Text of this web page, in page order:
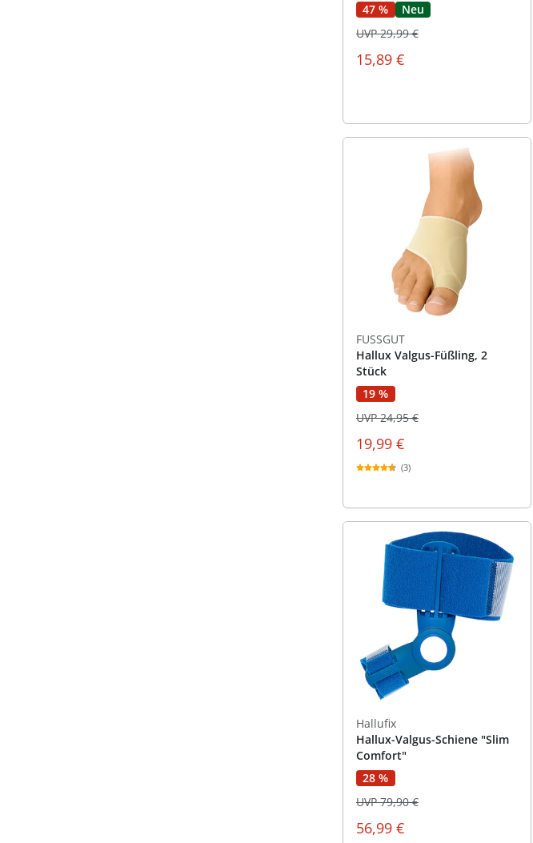
47 %
Neu
15,89 €
UVP 29,99 €
FUSSGUT
Hallux Valgus-Füßling, 2
Stück
19 %
19,99 €
UVP 24,95 €
(3)
Hallufix
Hallux-Valgus-Schiene "Slim
Comfort"
28 %
56,99 €
UVP 79,90 €